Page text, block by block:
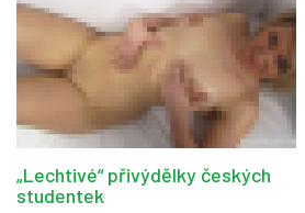
„Lechtivé“ přivýdělky českých
studentek